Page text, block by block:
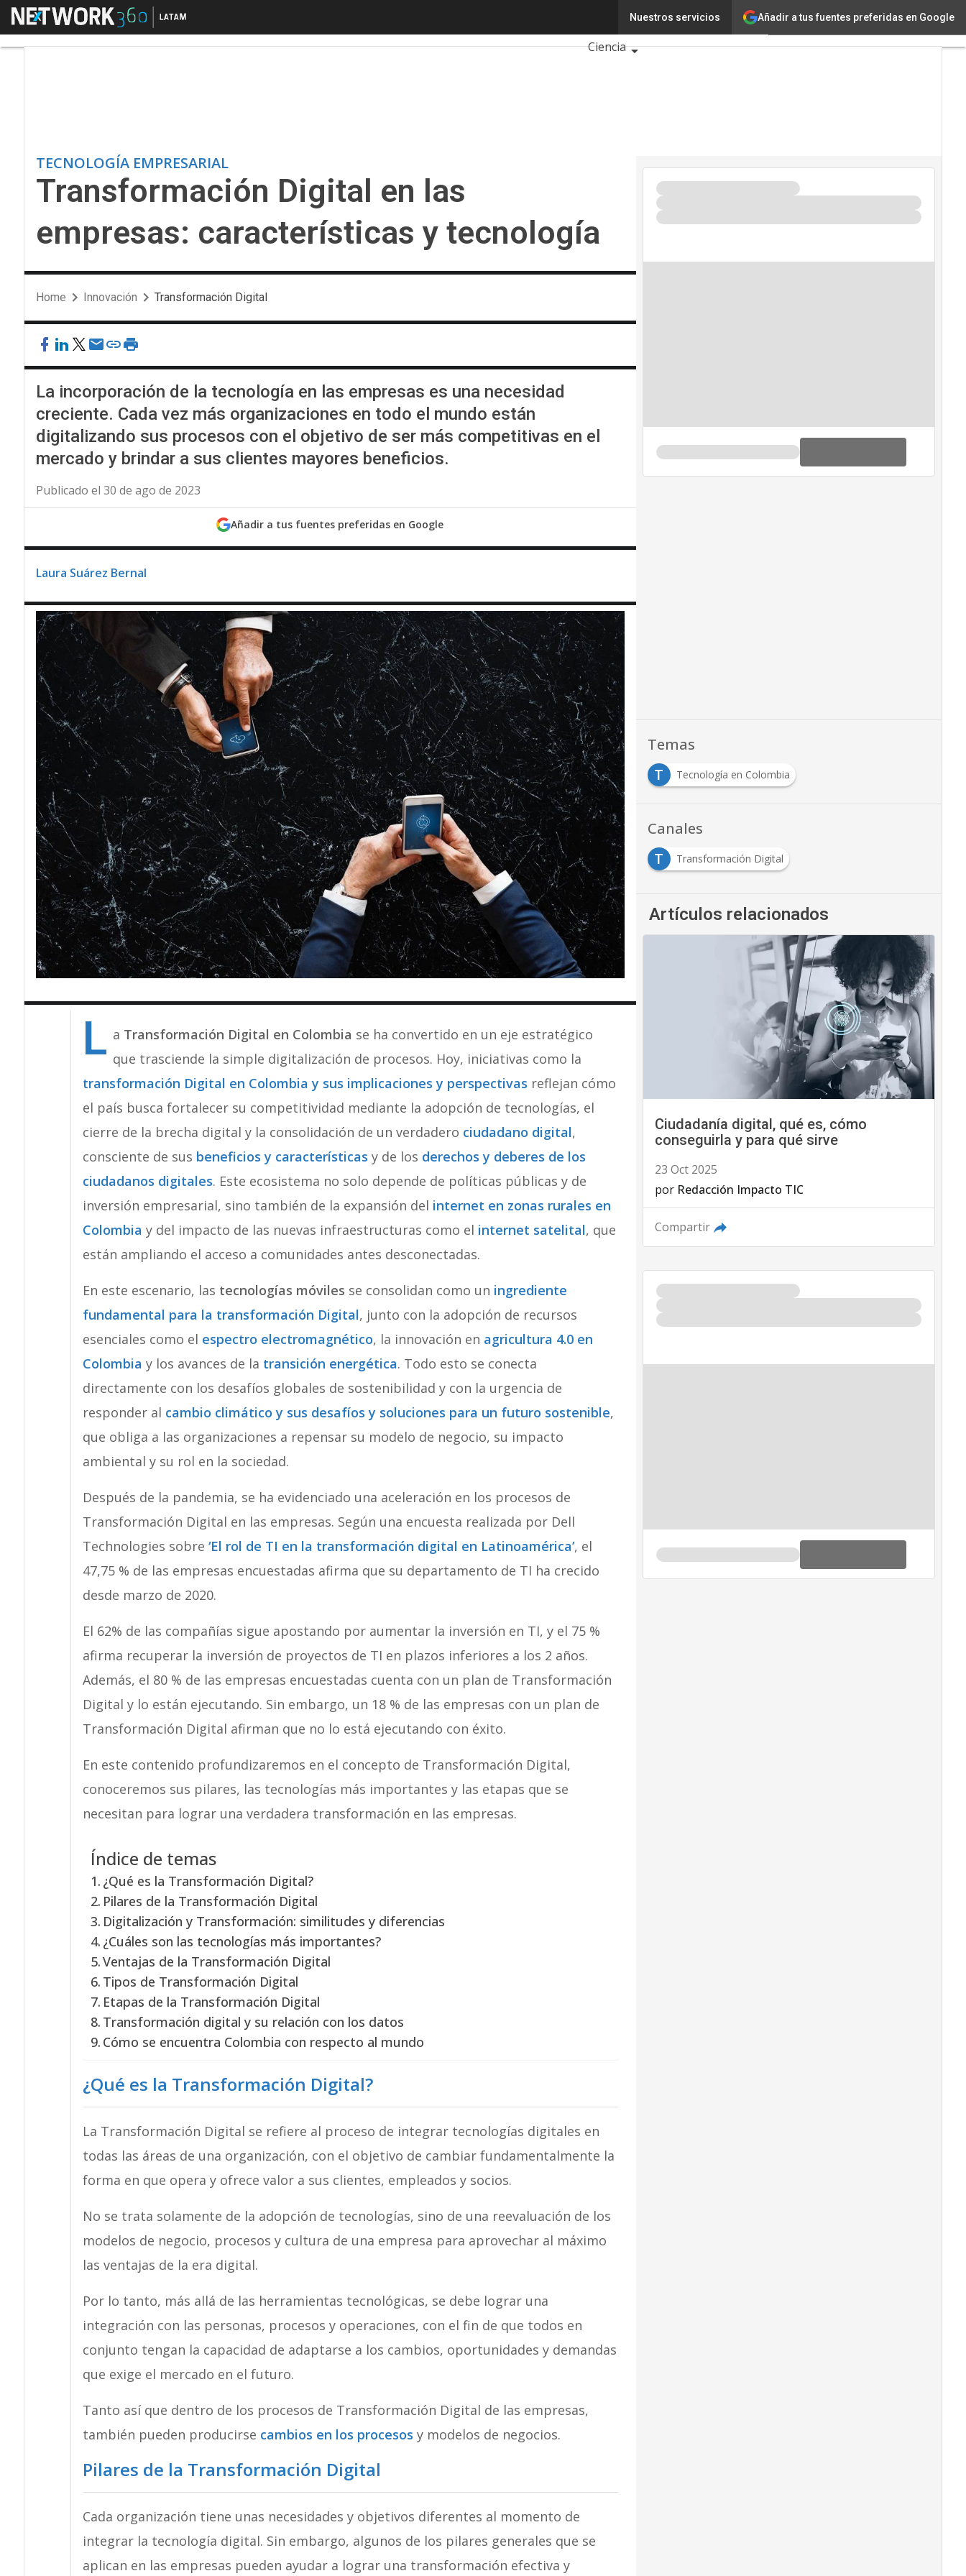
Añadir a tus fuentes preferidas en Google
Nuestros servicios
Menú Tecnología
Innovación
Ciencia
TECNOLOGÍA EMPRESARIAL
Transformación Digital en las
empresas: características y tecnología
Home Innovación Transformación Digital
La incorporación de la tecnología en las empresas es una necesidad
creciente. Cada vez más organizaciones en todo el mundo están
digitalizando sus procesos con el objetivo de ser más competitivas en el
mercado y brindar a sus clientes mayores beneficios.
Publicado el 30 de ago de 2023
Añadir a tus fuentes preferidas en Google
Laura Suárez Bernal
L a Transformación Digital en Colombia se ha convertido en un eje estratégico
que trasciende la simple digitalización de procesos. Hoy, iniciativas como la
transformación Digital en Colombia y sus implicaciones y perspectivas reflejan cómo
el país busca fortalecer su competitividad mediante la adopción de tecnologías, el
cierre de la brecha digital y la consolidación de un verdadero ciudadano digital,
consciente de sus beneficios y características y de los derechos y deberes de los
ciudadanos digitales. Este ecosistema no solo depende de políticas públicas y de
inversión empresarial, sino también de la expansión del internet en zonas rurales en
Colombia y del impacto de las nuevas infraestructuras como el internet satelital, que
están ampliando el acceso a comunidades antes desconectadas.
En este escenario, las tecnologías móviles se consolidan como un ingrediente
fundamental para la transformación Digital, junto con la adopción de recursos
esenciales como el espectro electromagnético, la innovación en agricultura 4.0 en
Colombia y los avances de la transición energética. Todo esto se conecta
directamente con los desafíos globales de sostenibilidad y con la urgencia de
responder al cambio climático y sus desafíos y soluciones para un futuro sostenible,
que obliga a las organizaciones a repensar su modelo de negocio, su impacto
ambiental y su rol en la sociedad.
Después de la pandemia, se ha evidenciado una aceleración en los procesos de
Transformación Digital en las empresas. Según una encuesta realizada por Dell
Technologies sobre ‘El rol de TI en la transformación digital en Latinoamérica’, el
47,75 % de las empresas encuestadas afirma que su departamento de TI ha crecido
desde marzo de 2020.
El 62% de las compañías sigue apostando por aumentar la inversión en TI, y el 75 %
afirma recuperar la inversión de proyectos de TI en plazos inferiores a los 2 años.
Además, el 80 % de las empresas encuestadas cuenta con un plan de Transformación
Digital y lo están ejecutando. Sin embargo, un 18 % de las empresas con un plan de
Transformación Digital afirman que no lo está ejecutando con éxito.
En este contenido profundizaremos en el concepto de Transformación Digital,
conoceremos sus pilares, las tecnologías más importantes y las etapas que se
necesitan para lograr una verdadera transformación en las empresas.
Índice de temas
¿Qué es la Transformación Digital?
Pilares de la Transformación Digital
Digitalización y Transformación: similitudes y diferencias
¿Cuáles son las tecnologías más importantes?
Ventajas de la Transformación Digital
Tipos de Transformación Digital
Etapas de la Transformación Digital
Transformación digital y su relación con los datos
Cómo se encuentra Colombia con respecto al mundo
¿Qué es la Transformación Digital?
La Transformación Digital se refiere al proceso de integrar tecnologías digitales en
todas las áreas de una organización, con el objetivo de cambiar fundamentalmente la
forma en que opera y ofrece valor a sus clientes, empleados y socios.
No se trata solamente de la adopción de tecnologías, sino de una reevaluación de los
modelos de negocio, procesos y cultura de una empresa para aprovechar al máximo
las ventajas de la era digital.
Por lo tanto, más allá de las herramientas tecnológicas, se debe lograr una
integración con las personas, procesos y operaciones, con el fin de que todos en
conjunto tengan la capacidad de adaptarse a los cambios, oportunidades y demandas
que exige el mercado en el futuro.
Tanto así que dentro de los procesos de Transformación Digital de las empresas,
también pueden producirse cambios en los procesos y modelos de negocios.
Pilares de la Transformación Digital
Cada organización tiene unas necesidades y objetivos diferentes al momento de
integrar la tecnología digital. Sin embargo, algunos de los pilares generales que se
aplican en las empresas pueden ayudar a lograr una transformación efectiva y
Temas
T
Tecnología en Colombia
Canales
T
Transformación Digital
Artículos relacionados
Ciudadanía digital, qué es, cómo
conseguirla y para qué sirve
23 Oct 2025
por Redacción Impacto TIC
Compartir